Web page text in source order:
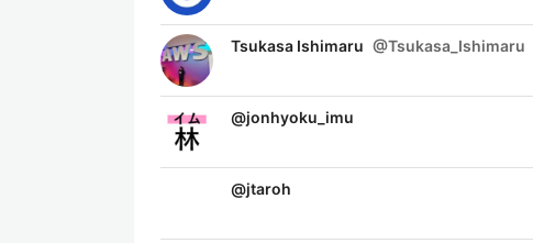
Tsukasa Ishimaru @Tsukasa_Ishimaru
@jonhyoku_imu
@jtaroh